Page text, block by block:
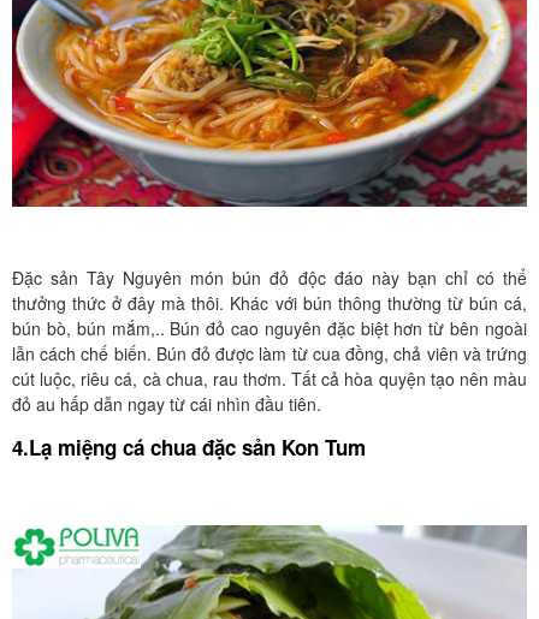
Đặc sản Tây Nguyên món bún đỏ độc đáo này bạn chỉ có thể
thưởng thức ở đây mà thôi. Khác với bún thông thường từ bún cá,
bún bò, bún mắm,.. Bún đỏ cao nguyên đặc biệt hơn từ bên ngoài
lẫn cách chế biến. Bún đỏ được làm từ cua đồng, chả viên và trứng
cút luộc, riêu cá, cà chua, rau thơm. Tất cả hòa quyện tạo nên màu
đỏ au hấp dẫn ngay từ cái nhìn đầu tiên.
4.Lạ miệng cá chua đặc sản Kon Tum